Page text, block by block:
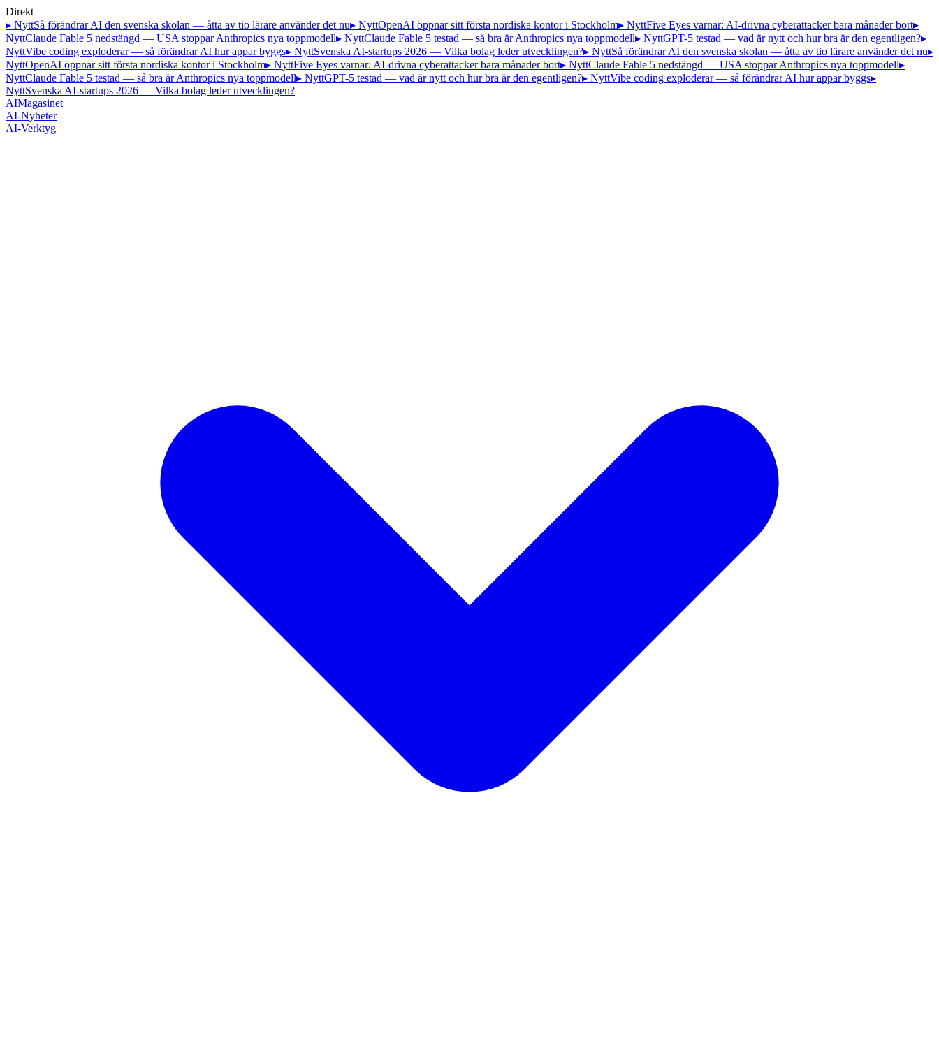
Direkt
▸ NyttSå förändrar AI den svenska skolan — åtta av tio lärare använder det nu▸ NyttOpenAI öppnar sitt första nordiska kontor i Stockholm▸ NyttFive Eyes varnar: AI-drivna cyberattacker bara månader bort▸
NyttClaude Fable 5 nedstängd — USA stoppar Anthropics nya toppmodell▸ NyttClaude Fable 5 testad — så bra är Anthropics nya toppmodell▸ NyttGPT-5 testad — vad är nytt och hur bra är den egentligen?▸
NyttVibe coding exploderar — så förändrar AI hur appar byggs▸ NyttSvenska AI-startups 2026 — Vilka bolag leder utvecklingen?▸ NyttSå förändrar AI den svenska skolan — åtta av tio lärare använder det nu▸
NyttOpenAI öppnar sitt första nordiska kontor i Stockholm▸ NyttFive Eyes varnar: AI-drivna cyberattacker bara månader bort▸ NyttClaude Fable 5 nedstängd — USA stoppar Anthropics nya toppmodell▸
NyttClaude Fable 5 testad — så bra är Anthropics nya toppmodell▸ NyttGPT-5 testad — vad är nytt och hur bra är den egentligen?▸ NyttVibe coding exploderar — så förändrar AI hur appar byggs▸
NyttSvenska AI-startups 2026 — Vilka bolag leder utvecklingen?
AIMagasinet
AI-Nyheter
AI-Verktyg